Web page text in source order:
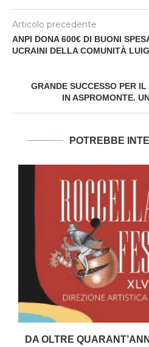
Articolo precedente
ANPI DONA 600€ DI BUONI
UCRAINI DELLA COMUNITÀ
GRANDE SUCCESSO PER
IN ASPROMONTE.
POTREBBE
DA OLTRE